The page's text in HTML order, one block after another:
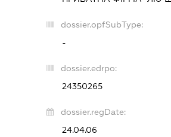
dossier.opfSubType:
-
dossier.edrpo:
24350265
dossier.regDate:
24.04.06